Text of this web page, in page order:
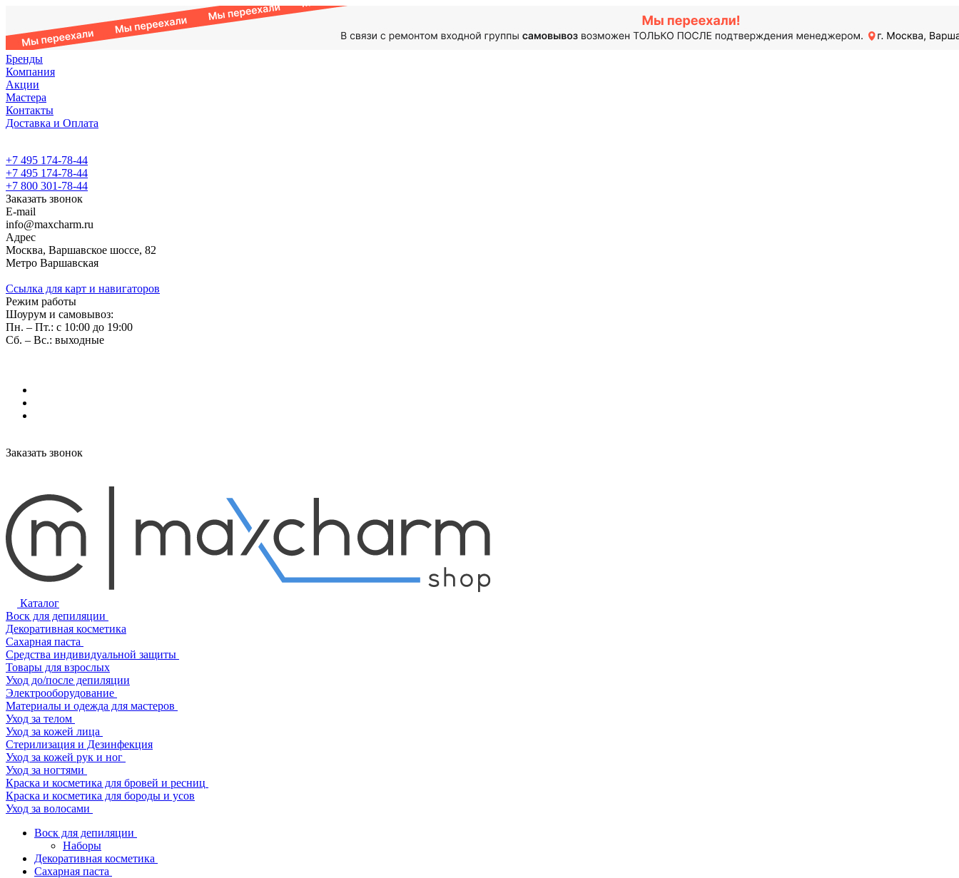
Бренды
Компания
Акции
Мастера
Контакты
Доставка и Оплата
+7 495 174-78-44
+7 495 174-78-44
+7 800 301-78-44
Заказать звонок
E-mail
info@maxcharm.ru
Адрес
Москва, Варшавское шоссе, 82
Метро Варшавская
Ссылка для карт и навигаторов
Режим работы
Шоурум и самовывоз:
Пн. – Пт.: с 10:00 до 19:00
Сб. – Вс.: выходные
Заказать звонок
Каталог
Воск для депиляции
Декоративная косметика
Сахарная паста
Средства индивидуальной защиты
Товары для взрослых
Уход до/после депиляции
Электрооборудование
Материалы и одежда для мастеров
Уход за телом
Уход за кожей лица
Стерилизация и Дезинфекция
Уход за кожей рук и ног
Уход за ногтями
Краска и косметика для бровей и ресниц
Краска и косметика для бороды и усов
Уход за волосами
Воск для депиляции
Наборы
Декоративная косметика
Сахарная паста